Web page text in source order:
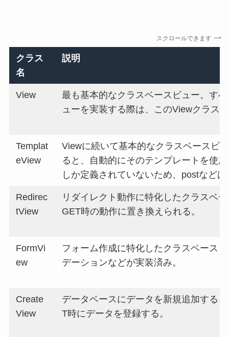
スクロールできます
クラス
名
説明
View
最も基本的なクラスベースビュー。す
ューを実装する際は、このViewクラス
Templat
eView
Viewに続いて基本的なクラスベースビ
ると、自動的にそのテンプレートを使
しか定義されていないため、postなど
Redirec
tView
リダイレクト動作に特化したクラスベ
GET時の動作に置き換えられる。
FormVi
ew
フォーム作成に特化したクラスベース
デーションなどが実装済み。
Create
View
データベースにデータを新規追加する
T時にデータを登録する。